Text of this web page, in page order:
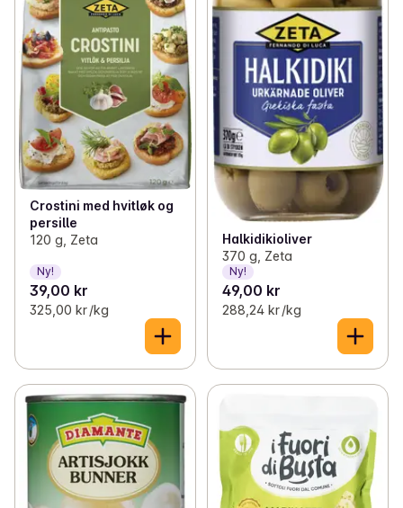
Crostini med hvitløk og
persille
120 g, Zeta
Ny!
39,00 kr
325,00 kr /kg
Halkidikioliver
370 g, Zeta
Ny!
49,00 kr
288,24 kr /kg